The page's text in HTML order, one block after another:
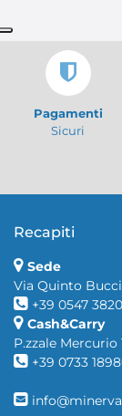
Pagamenti
Sicuri
Recapiti
Sede
Via Quinto Bucci
+39 0547
Cash&Carry
P.zzale Mercurio
+39 0733